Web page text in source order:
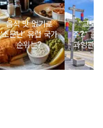
음식 맛 없기로
‘소문난’ 유럽 국가
순위는?
“교토
주?” 홀
과잉관
있는 세
행지 순